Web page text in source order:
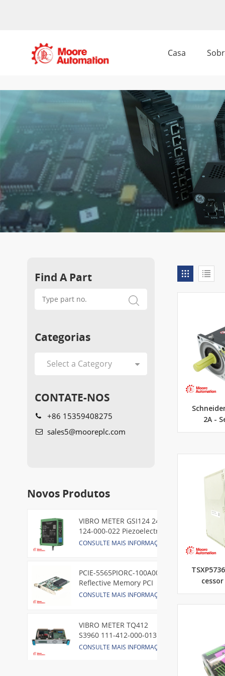
Casa
2A -
Find A Part
Categorias
CONTATE-NOS
+86 15359408275
sales5@mooreplc.com
Novos Produtos
VIBRO METER GSI124 244-
124-000-022 Piezoelectric
Pressure Transducer
CONSULTE MAIS INFORMAÇÃO
PCIE-5565PIORC-100A00
Reflective Memory PCI
Express Node Card /GE
CONSULTE MAIS INFORMAÇÃO
VIBRO METER TQ412
S3960 111-412-000-013
Reverse Mount
CONSULTE MAIS INFORMAÇÃO